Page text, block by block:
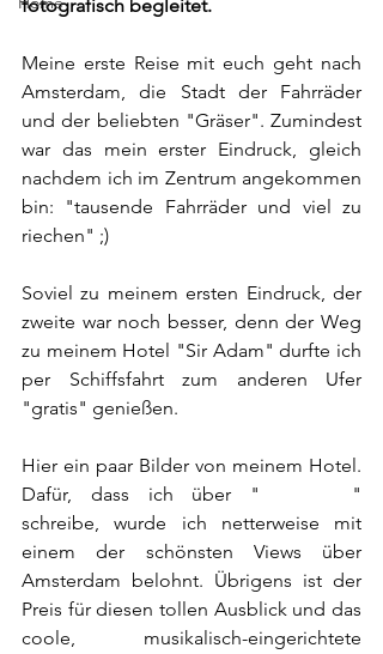
fotografisch begleitet.
Meine erste Reise mit euch geht nach
Amsterdam, die Stadt der Fahrräder
und der beliebten "Gräser". Zumindest
war das mein erster Eindruck, gleich
nachdem ich im Zentrum angekommen
bin: "tausende Fahrräder und viel zu
riechen" ;)
Soviel zu meinem ersten Eindruck, der
zweite war noch besser, denn der Weg
zu meinem Hotel "Sir Adam" durfte ich
per Schiffsfahrt zum anderen Ufer
"gratis" genießen.
Hier ein paar Bilder von meinem Hotel.
Dafür, dass ich über "
"
schreibe, wurde ich netterweise mit
einem der schönsten Views über
Amsterdam belohnt. Übrigens ist der
Preis für diesen tollen Ausblick und das
coole, musikalisch-eingerichtete